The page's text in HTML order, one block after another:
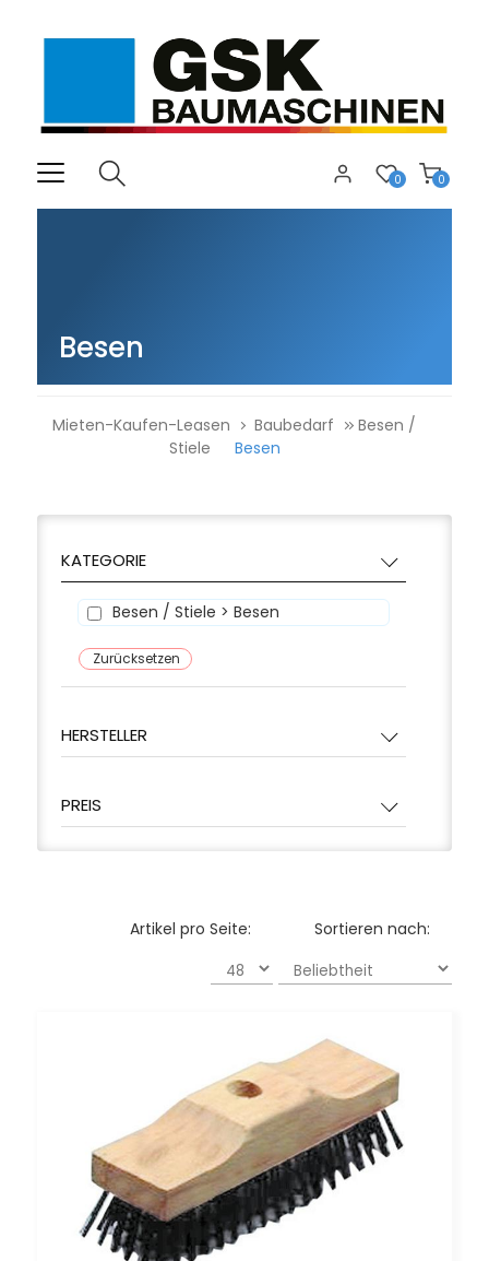
0
0
Besen
Mieten-Kaufen-Leasen Baubedarf
Besen /
Stiele
Besen
KATEGORIE
Besen / Stiele > Besen
Zurücksetzen
HERSTELLER
PREIS
Sortieren nach:
Artikel pro Seite: